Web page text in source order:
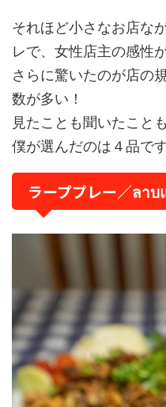
それほど小さなお店な
レで、女性店主の感性
さらに驚いたのが店の
数が多い！
見たことも聞いたこと
僕が選んだのは４品です
ラーププレー／ลาบ